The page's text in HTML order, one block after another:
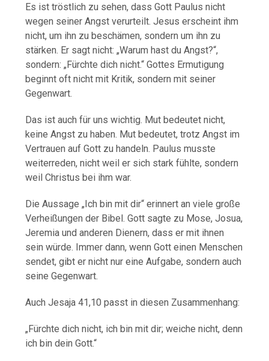
Es ist tröstlich zu sehen, dass Gott Paulus nicht
wegen seiner Angst verurteilt. Jesus erscheint ihm
nicht, um ihn zu beschämen, sondern um ihn zu
stärken. Er sagt nicht: „Warum hast du Angst?“,
sondern: „Fürchte dich nicht.“ Gottes Ermutigung
beginnt oft nicht mit Kritik, sondern mit seiner
Gegenwart.
Das ist auch für uns wichtig. Mut bedeutet nicht,
keine Angst zu haben. Mut bedeutet, trotz Angst im
Vertrauen auf Gott zu handeln. Paulus musste
weiterreden, nicht weil er sich stark fühlte, sondern
weil Christus bei ihm war.
Die Aussage „Ich bin mit dir“ erinnert an viele große
Verheißungen der Bibel. Gott sagte zu Mose, Josua,
Jeremia und anderen Dienern, dass er mit ihnen
sein würde. Immer dann, wenn Gott einen Menschen
sendet, gibt er nicht nur eine Aufgabe, sondern auch
seine Gegenwart.
Auch Jesaja 41,10 passt in diesen Zusammenhang:
„Fürchte dich nicht, ich bin mit dir; weiche nicht, denn
ich bin dein Gott.“